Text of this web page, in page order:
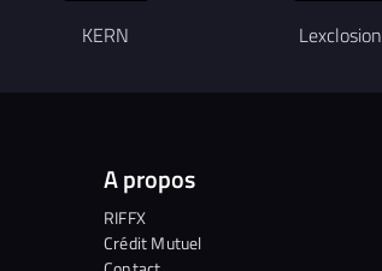
KERN Lexclosion
A propos
RIFFX
Crédit Mutuel